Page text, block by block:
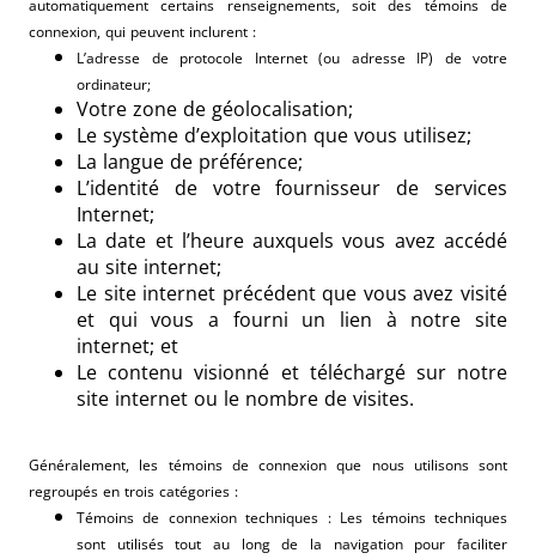
automatiquement certains renseignements, soit des témoins de
connexion, qui peuvent inclurent :
L’adresse de protocole Internet (ou adresse IP) de votre
ordinateur;
Votre zone de géolocalisation;
Le système d’exploitation que vous utilisez;
La langue de préférence;
L’identité de votre fournisseur de services
Internet;
La date et l’heure auxquels vous avez accédé
au site internet;
Le site internet précédent que vous avez visité
et qui vous a fourni un lien à notre site
internet; et
Le contenu visionné et téléchargé sur notre
site internet ou le nombre de visites.
Généralement, les témoins de connexion que nous utilisons sont
regroupés en trois catégories :
Témoins de connexion techniques : Les témoins techniques
sont utilisés tout au long de la navigation pour faciliter